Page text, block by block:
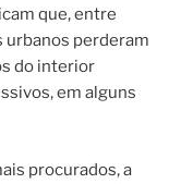
que, entre
urbanos perderam
do interior
em alguns
procurados, a